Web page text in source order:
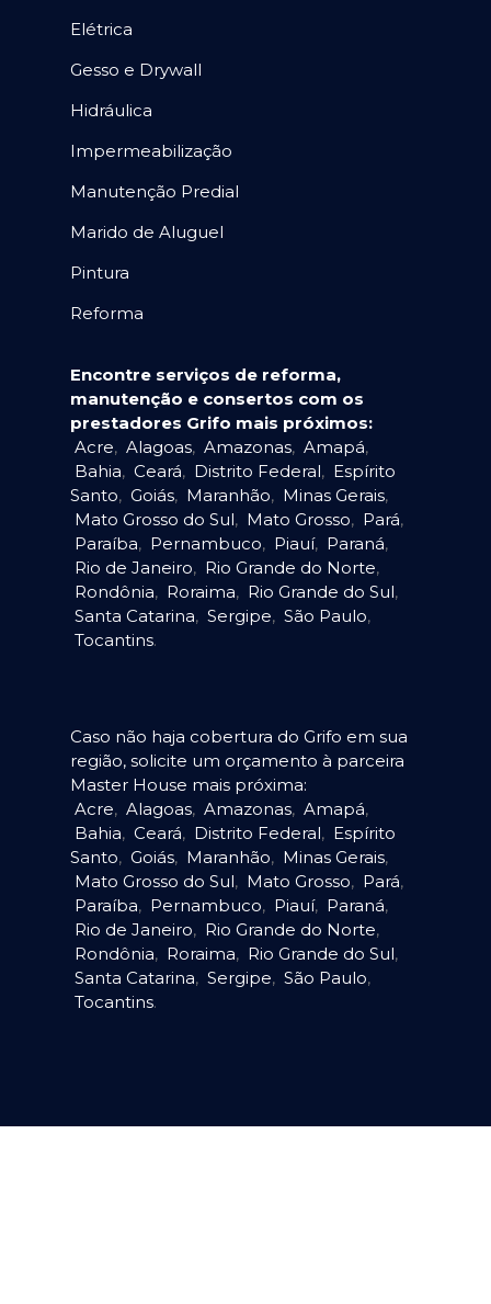
Elétrica
Gesso e Drywall
Hidráulica
Impermeabilização
Manutenção Predial
Marido de Aluguel
Pintura
Reforma
Encontre serviços de reforma,
manutenção e consertos com os
prestadores Grifo mais próximos:
Acre, Alagoas, Amazonas, Amapá,
Bahia, Ceará, Distrito Federal, Espírito
Santo, Goiás, Maranhão, Minas Gerais,
Mato Grosso do Sul, Mato Grosso, Pará,
Paraíba, Pernambuco, Piauí, Paraná,
Rio de Janeiro, Rio Grande do Norte,
Rondônia, Roraima, Rio Grande do Sul,
Santa Catarina, Sergipe, São Paulo,
Tocantins.
Caso não haja cobertura do Grifo em sua
região, solicite um orçamento à parceira
Master House mais próxima:
Acre, Alagoas, Amazonas, Amapá,
Bahia, Ceará, Distrito Federal, Espírito
Santo, Goiás, Maranhão, Minas Gerais,
Mato Grosso do Sul, Mato Grosso, Pará,
Paraíba, Pernambuco, Piauí, Paraná,
Rio de Janeiro, Rio Grande do Norte,
Rondônia, Roraima, Rio Grande do Sul,
Santa Catarina, Sergipe, São Paulo,
Tocantins.